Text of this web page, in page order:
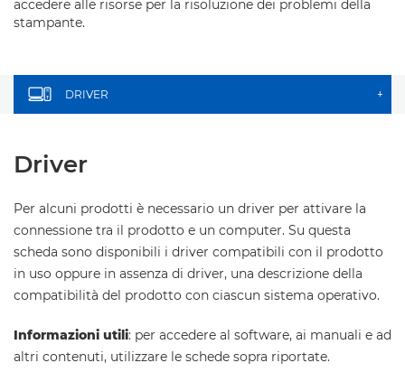
accedere alle risorse per la risoluzione dei problemi della
stampante.
DRIVER +
Driver
Per alcuni prodotti è necessario un driver per attivare la
connessione tra il prodotto e un computer. Su questa
scheda sono disponibili i driver compatibili con il prodotto
in uso oppure in assenza di driver, una descrizione della
compatibilità del prodotto con ciascun sistema operativo.
Informazioni utili: per accedere al software, ai manuali e ad
altri contenuti, utilizzare le schede sopra riportate.